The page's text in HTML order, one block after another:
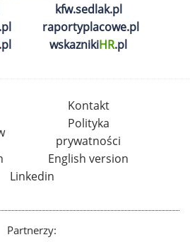
kfw.sedlak.pl
raportyplacowe.pl
wskaznikiHR.pl
Kontakt
Polityka
prywatności
English version
Linkedin
Partnerzy: